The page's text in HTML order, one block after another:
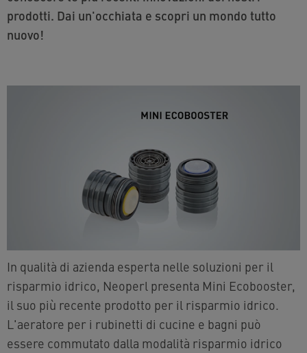
prodotti. Dai un'occhiata e scopri un mondo tutto
nuovo!
In qualità di azienda esperta nelle soluzioni per il
risparmio idrico, Neoperl presenta Mini Ecobooster,
il suo più recente prodotto per il risparmio idrico.
L'aeratore per i rubinetti di cucine e bagni può
essere commutato dalla modalità risparmio idrico